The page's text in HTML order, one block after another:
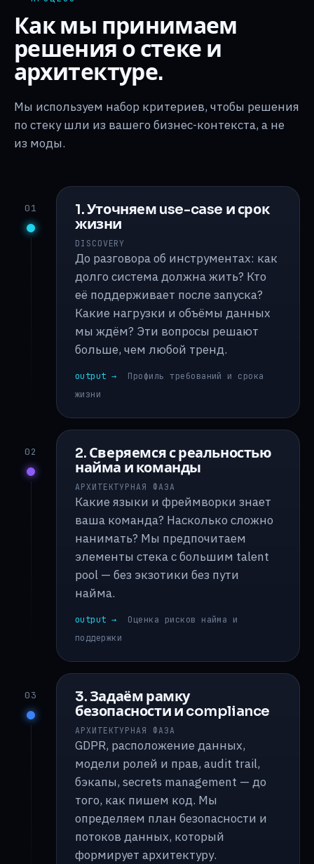
Как мы принимаем
решения о стеке и
архитектуре.
Мы используем набор критериев, чтобы решения
по стеку шли из вашего бизнес-контекста, а не
из моды.
01
1. Уточняем use-case и срок
жизни
DISCOVERY
До разговора об инструментах: как
долго система должна жить? Кто
её поддерживает после запуска?
Какие нагрузки и объёмы данных
мы ждём? Эти вопросы решают
больше, чем любой тренд.
output →
Профиль требований и срока
жизни
02
2. Сверяемся с реальностью
найма и команды
АРХИТЕКТУРНАЯ ФАЗА
Какие языки и фреймворки знает
ваша команда? Насколько сложно
нанимать? Мы предпочитаем
элементы стека с большим talent
pool — без экзотики без пути
найма.
output →
Оценка рисков найма и
поддержки
03
3. Задаём рамку
безопасности и compliance
АРХИТЕКТУРНАЯ ФАЗА
GDPR, расположение данных,
модели ролей и прав, audit trail,
бэкапы, secrets management — до
того, как пишем код. Мы
определяем план безопасности и
потоков данных, который
формирует архитектуру.